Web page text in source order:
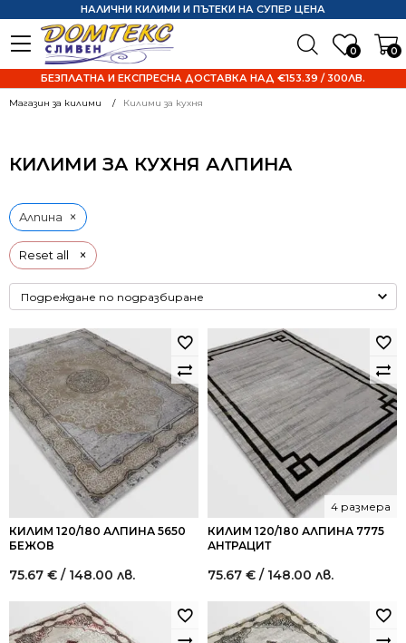
0 0
НАЛИЧНИ КИЛИМИ И ПЪТЕКИ НА СУПЕР ЦЕНА
БЕЗПЛАТНА И ЕКСПРЕСНА ДОСТАВКА НАД €153.39 / 300ЛВ.
Магазин за килими Килими за кухня
КИЛИМИ ЗА КУХНЯ АЛПИНА
Reset all ×
Алпина ×
КИЛИМ 120/180 АЛПИНА 5650
БЕЖОВ
75.67 € / 148.00 лв.
КИЛИМ 120/180 АЛПИНА 7775
АНТРАЦИТ
4 размера
75.67 € / 148.00 лв.